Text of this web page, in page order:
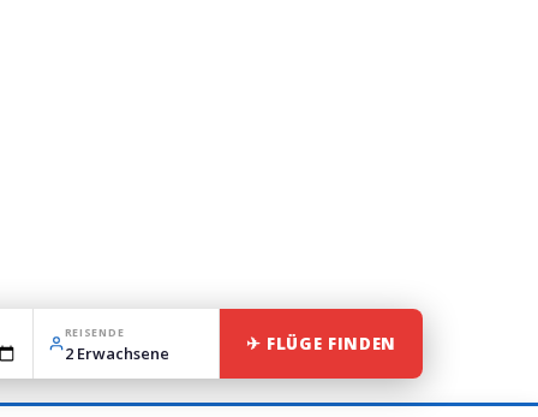
REISENDE
✈ FLÜGE FINDEN